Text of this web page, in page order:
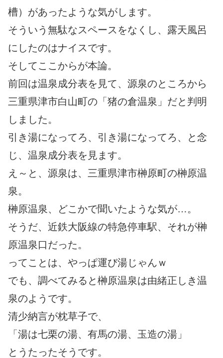
槽）があったような気がします。
そういう無駄なスペースをなくし、露天風呂
にしたのはナイスです。
そしてここからが本論。
前回は温泉成分表を見て、源泉のところから
三重県津市白山町の「猪の倉温泉」だと判明
しました。
引き湯になってろ、引き湯になってろ、と念
じ、温泉成分表を見ます。
え～と、源泉は、三重県津市榊原町の榊原温
泉。
榊原温泉、どこかで聞いたような気が…。
そうだ、近鉄大阪線の特急停車駅、それが榊
原温泉口だった。
ってことは、やっぱ運び湯じゃんｗ
でも、調べてみると榊原温泉は由緒正しき温
泉のようです。
清少納言が枕草子で、
「湯は七栗の湯、有馬の湯、玉造の湯」
とうたったそうです。